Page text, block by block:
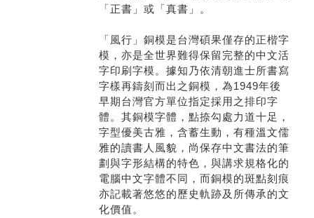
「正書」或「真書」。
「風行」銅模是台灣碩果僅存的正楷字
模，亦是全世界難得保留完整的中文活
字印刷字模。據知乃依清朝進士所書寫
字樣再鑄刻而出之銅模，為1949年後
早期台灣官方單位指定採用之排印字
體。其銅模字體，點捺勾處力道十足，
字型優美古雅，含蓄生動，有種溫文儒
雅的讀書人風貌，尚保存中文書法的筆
劃與字形結構的特色，與講求規格化的
電腦中文字體不同，而銅模的斑點刻痕
亦記載著悠悠的歷史軌跡及所傳承的文
化價值。